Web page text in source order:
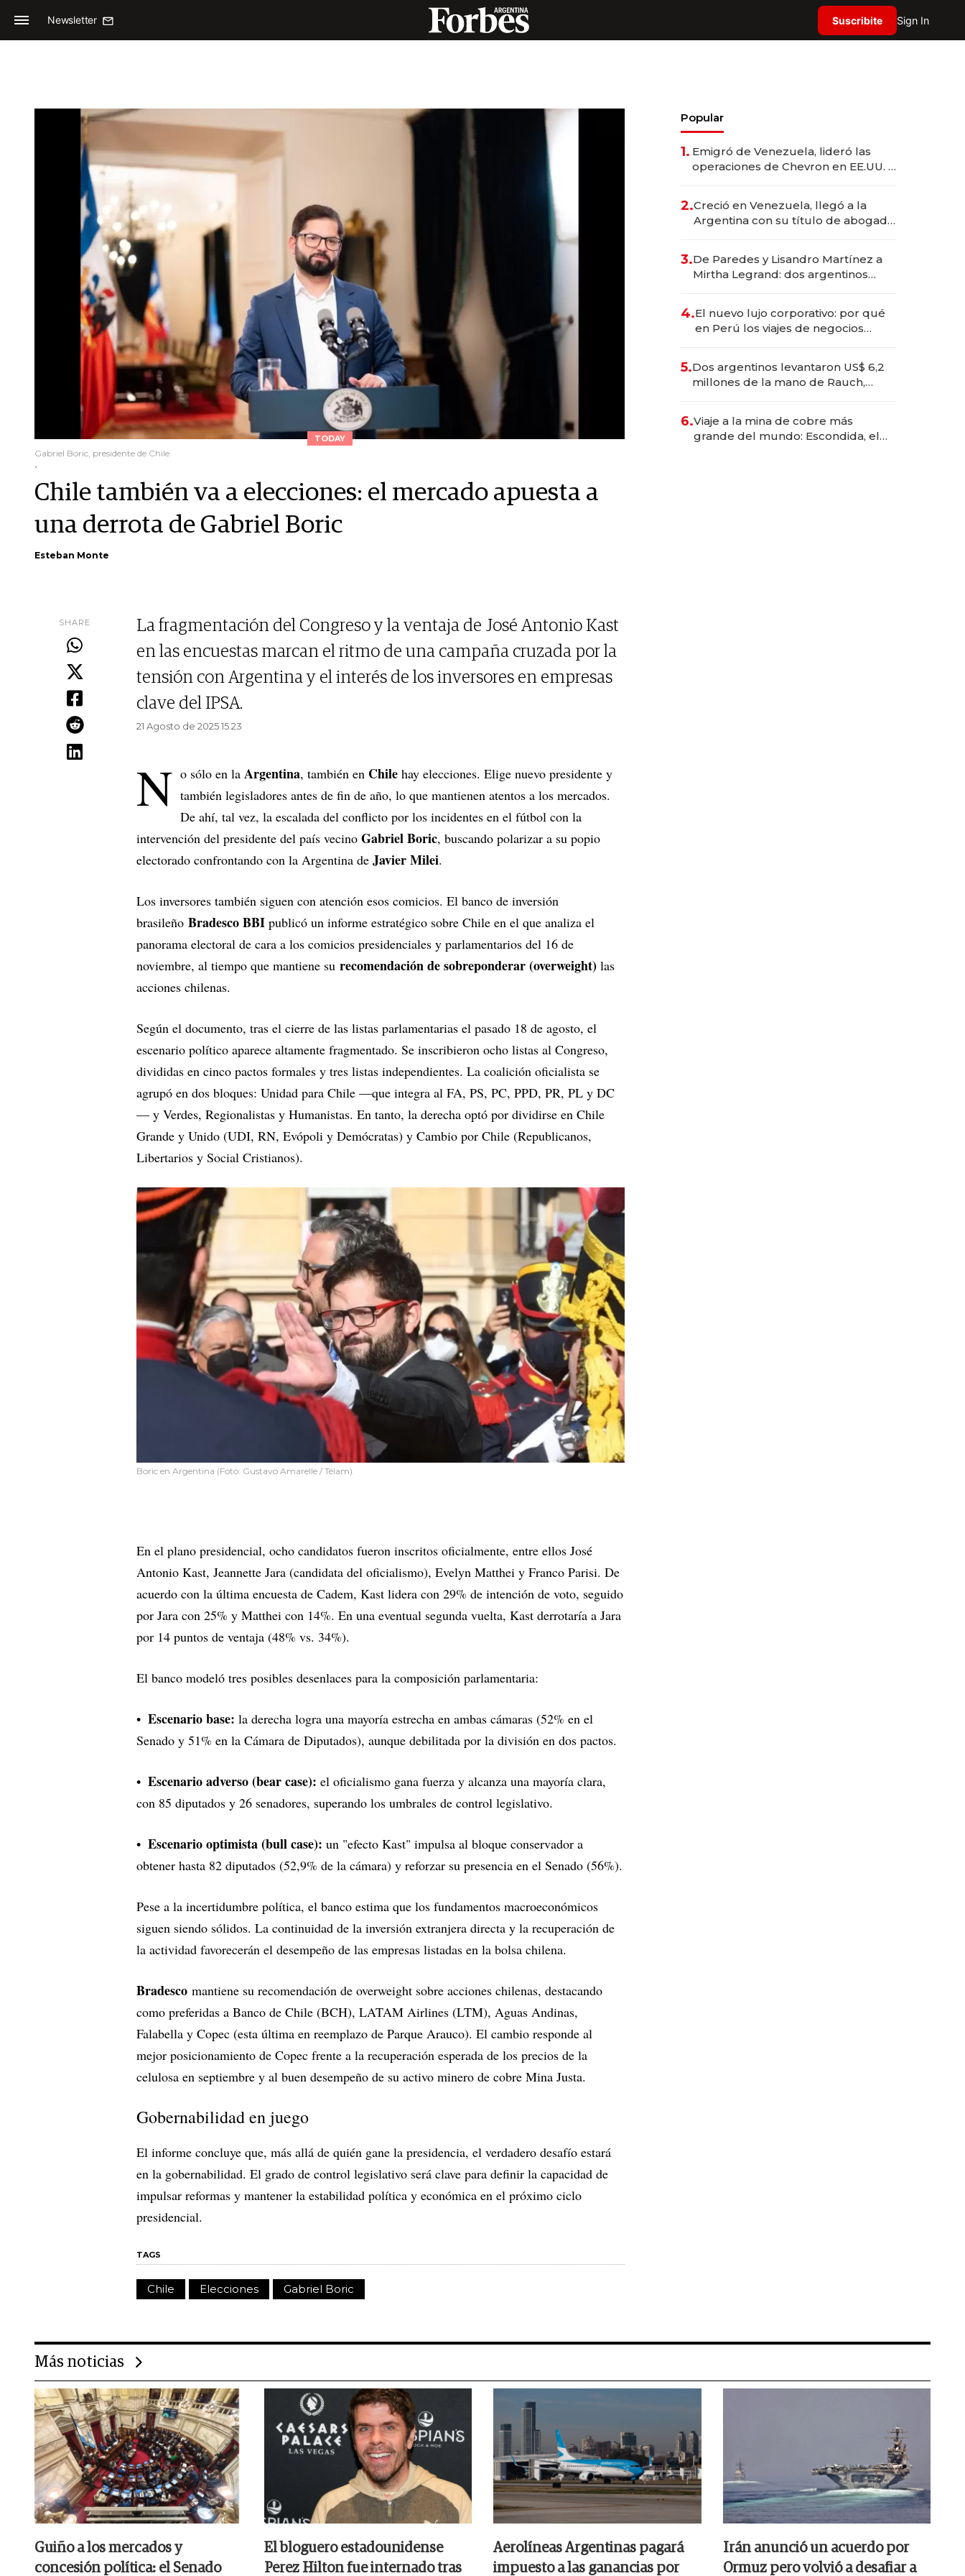
Newsletter Suscribite Sign In
TODAY
Gabriel Boric, presidente de Chile
.
Chile también va a elecciones: el mercado apuesta a
una derrota de Gabriel Boric
Esteban Monte
SHARE
La fragmentación del Congreso y la ventaja de José Antonio Kast
en las encuestas marcan el ritmo de una campaña cruzada por la
tensión con Argentina y el interés de los inversores en empresas
clave del IPSA.
21 Agosto de 2025 15.23
N o sólo en la Argentina, también en Chile hay elecciones. Elige nuevo presidente y
también legisladores antes de fin de año, lo que mantienen atentos a los mercados.
De ahí, tal vez, la escalada del conflicto por los incidentes en el fútbol con la
intervención del presidente del país vecino Gabriel Boric, buscando polarizar a su popio
electorado confrontando con la Argentina de Javier Milei.
Los inversores también siguen con atención esos comicios. El banco de inversión
brasileño Bradesco BBI publicó un informe estratégico sobre Chile en el que analiza el
panorama electoral de cara a los comicios presidenciales y parlamentarios del 16 de
noviembre, al tiempo que mantiene su recomendación de sobreponderar (overweight) las
acciones chilenas.
Según el documento, tras el cierre de las listas parlamentarias el pasado 18 de agosto, el
escenario político aparece altamente fragmentado. Se inscribieron ocho listas al Congreso,
divididas en cinco pactos formales y tres listas independientes. La coalición oficialista se
agrupó en dos bloques: Unidad para Chile —que integra al FA, PS, PC, PPD, PR, PL y DC
— y Verdes, Regionalistas y Humanistas. En tanto, la derecha optó por dividirse en Chile
Grande y Unido (UDI, RN, Evópoli y Demócratas) y Cambio por Chile (Republicanos,
Libertarios y Social Cristianos).
Boric en Argentina (Foto: Gustavo Amarelle / Télam).
En el plano presidencial, ocho candidatos fueron inscritos oficialmente, entre ellos José
Antonio Kast, Jeannette Jara (candidata del oficialismo), Evelyn Matthei y Franco Parisi. De
acuerdo con la última encuesta de Cadem, Kast lidera con 29% de intención de voto, seguido
por Jara con 25% y Matthei con 14%. En una eventual segunda vuelta, Kast derrotaría a Jara
por 14 puntos de ventaja (48% vs. 34%).
El banco modeló tres posibles desenlaces para la composición parlamentaria:
Escenario base: la derecha logra una mayoría estrecha en ambas cámaras (52% en el
Senado y 51% en la Cámara de Diputados), aunque debilitada por la división en dos pactos.
Escenario adverso (bear case): el oficialismo gana fuerza y alcanza una mayoría clara,
con 85 diputados y 26 senadores, superando los umbrales de control legislativo.
Escenario optimista (bull case): un "efecto Kast" impulsa al bloque conservador a
obtener hasta 82 diputados (52,9% de la cámara) y reforzar su presencia en el Senado (56%).
Pese a la incertidumbre política, el banco estima que los fundamentos macroeconómicos
siguen siendo sólidos. La continuidad de la inversión extranjera directa y la recuperación de
la actividad favorecerán el desempeño de las empresas listadas en la bolsa chilena.
Bradesco mantiene su recomendación de overweight sobre acciones chilenas, destacando
como preferidas a Banco de Chile (BCH), LATAM Airlines (LTM), Aguas Andinas,
Falabella y Copec (esta última en reemplazo de Parque Arauco). El cambio responde al
mejor posicionamiento de Copec frente a la recuperación esperada de los precios de la
celulosa en septiembre y al buen desempeño de su activo minero de cobre Mina Justa.
Gobernabilidad en juego
El informe concluye que, más allá de quién gane la presidencia, el verdadero desafío estará
en la gobernabilidad. El grado de control legislativo será clave para definir la capacidad de
impulsar reformas y mantener la estabilidad política y económica en el próximo ciclo
presidencial.
TAGS
Chile Elecciones Gabriel Boric
Popular
1. Emigró de Venezuela, lideró las
operaciones de Chevron en EE.UU. y
2.Creció en Venezuela, llegó a la
Argentina con su título de abogado
marcas "fast premium"
3.De Paredes y Lisandro Martínez a
Mirtha Legrand: dos argentinos
4.El nuevo lujo corporativo: por qué
en Perú los viajes de negocios
transformadoras
5.Dos argentinos levantaron US$ 6,2
millones de la mano de Rauch,
6.Viaje a la mina de cobre más
grande del mundo: Escondida, el
Más noticias
Guiño a los mercados y
concesión política: el Senado
El bloguero estadounidense
Perez Hilton fue internado tras
Aerolíneas Argentinas pagará
impuesto a las ganancias por
Irán anunció un acuerdo por
Ormuz pero volvió a desafiar a